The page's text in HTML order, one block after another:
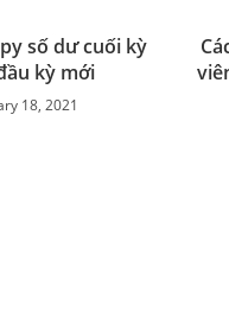
số dư cuối kỳ
kỳ mới
18, 2021